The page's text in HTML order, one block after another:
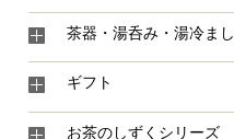
茶器・湯呑み・湯冷まし
ギフト
お茶のしずくシリーズ